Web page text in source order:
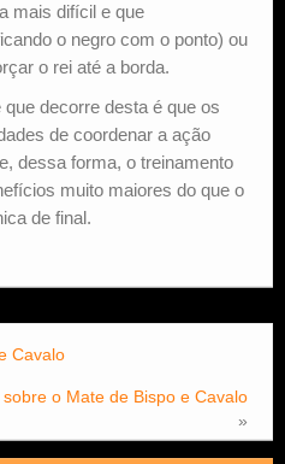
mais difícil e que
o negro com o ponto) ou
o rei até a borda.
decorre desta é que os
de coordenar a ação
dessa forma, o treinamento
muito maiores do que o
de final.
Cavalo
o Mate de Bispo e Cavalo
»